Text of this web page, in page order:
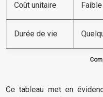
Coût unitaire
Durée de vie
Ce tableau met en